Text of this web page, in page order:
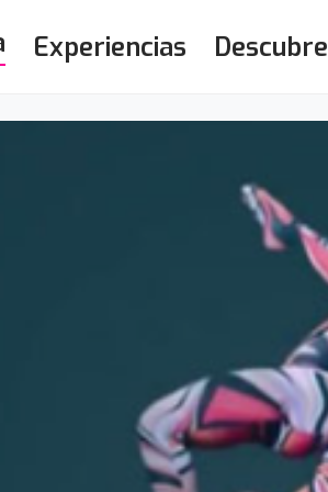
Experiencias Descubre